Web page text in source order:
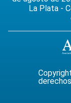
La Plata -